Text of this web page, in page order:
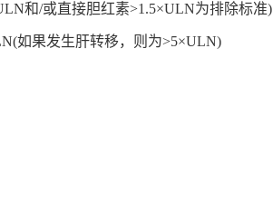
和/或直接胆红素>1.5×ULN为排除标准)
如果发生肝转移，则为>5×ULN)